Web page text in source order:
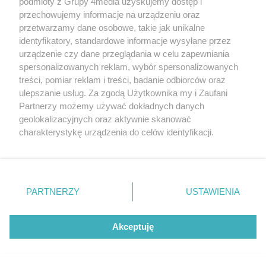
Data dodania galerii:
03.08.2026
Niedziela na rynku (zdjęcia) Liczba
34
przechowujemy informacje na urządzeniu oraz
przetwarzamy dane osobowe, takie jak unikalne
identyfikatory, standardowe informacje wysyłane przez
urządzenie czy dane przeglądania w celu zapewniania
spersonalizowanych reklam, wybór spersonalizowanych
treści, pomiar reklam i treści, badanie odbiorców oraz
ulepszanie usług. Za zgodą Użytkownika my i Zaufani
Partnerzy możemy używać dokładnych danych
geolokalizacyjnych oraz aktywnie skanować
charakterystykę urządzenia do celów identyfikacji.
zmienić/wycofać klikając przycisk ustawień prywatności
znajdujący się w lewym dolnym rogu strony
. Niektóre
użytkownika, ale masz prawo sprzeciwić się takiemu
przetwarzaniu. Preferencje będą miały zastosowania tylko
PARTNERZY USTAWIENIA
Akceptuję